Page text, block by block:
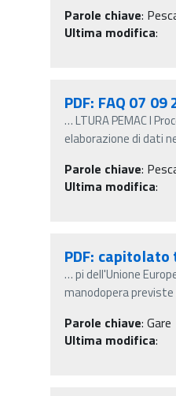
Parole chiave:
Ultima modifica:
PDF: FAQ 07
…LTURA PEMAC I
elaborazione di dati
Parole chiave:
Ultima modifica:
PDF: capitolato
…pi dell'Unione
manodopera previste
Parole chiave: Gare
Ultima modifica: